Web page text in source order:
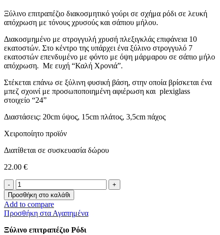
Ξύλινο επιτραπέζιο διακοσμητικό γούρι σε σχήμα ρόδι σε λευκή
απόχρωση με τόνους χρυσούς και σάπιου μήλου.
Διακοσμημένο με στρογγυλή χρυσή πλεξιγκλάς επιφάνεια 10
εκατοστών. Στο κέντρο της υπάρχει ένα ξύλινο στρογγυλό 7
εκατοστών επενδυμένο με φόντο με όψη μάρμαρου σε σάπιο μήλο
απόχρωση. Με ευχή “Καλή Χρονιά”.
Στέκεται επάνω σε ξύλινη φυσική βάση, στην οποία βρίσκεται ένα
μπεζ σχοινί με προσωποποιημένη αφιέρωση και plexiglass
στοιχείο “24”
Διαστάσεις: 20cm ύψος, 15cm πλάτος, 3,5cm πάχος
Χειροποίητο προϊόν
Διατίθεται σε συσκευασία δώρου
22.00 €
Ξύλινο
Ρόδι
-
White
Wishes-
ποσότητα
Προσθήκη στο καλάθι
Add to compare
Προσθήκη στα Αγαπημένα
Ξύλινο επιτραπέζιο Ρόδι